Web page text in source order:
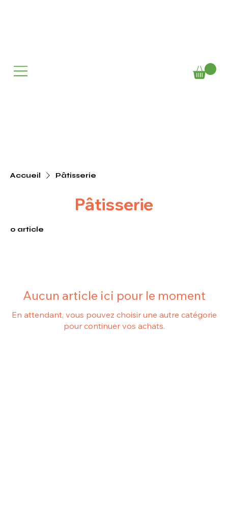
Accueil Pâtisserie
Pâtisserie
0 article
Aucun article ici pour le moment
En attendant, vous pouvez choisir une autre catégorie
pour continuer vos achats.